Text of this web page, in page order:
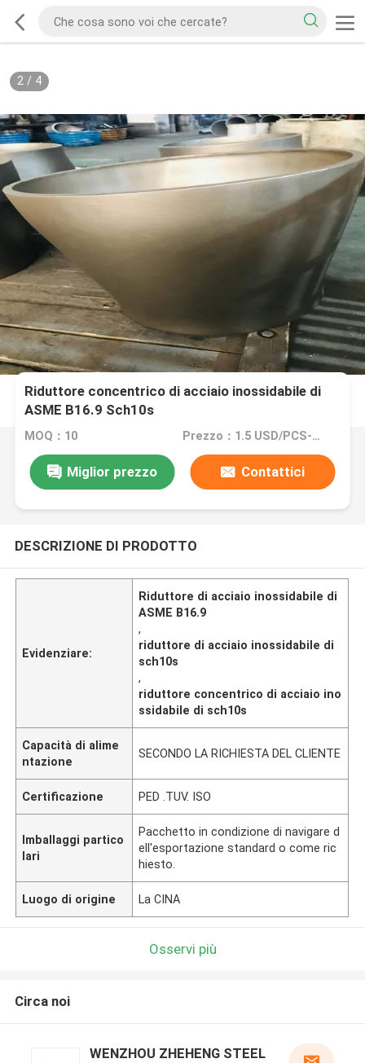
2/ 4
Riduttore concentrico di acciaio inossidabile di
ASME B16.9 Sch10s
MOQ：10 Prezzo：1.5 USD/PCS--5280/PCS
Miglior prezzo Contattici
DESCRIZIONE DI PRODOTTO
Evidenziare:
Riduttore di acciaio inossidabile di
ASME B16.9
,
riduttore di acciaio inossidabile di
sch10s
,
riduttore concentrico di acciaio ino
ssidabile di sch10s
Capacità di alime
ntazione
SECONDO LA RICHIESTA DEL CLIENTE
Certificazione PED .TUV. ISO
Imballaggi partico
lari
Pacchetto in condizione di navigare d
ell'esportazione standard o come ric
hiesto.
Luogo di origine La CINA
Osservi più
Circa noi
WENZHOU ZHEHENG STEEL